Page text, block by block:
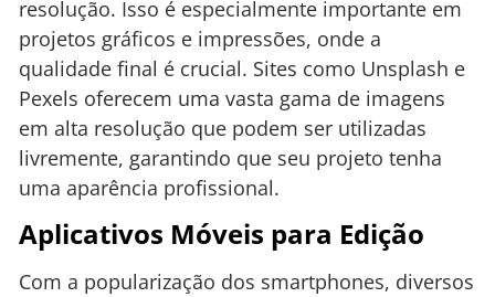
resolução. Isso é especialmente importante em
projetos gráficos e impressões, onde a
qualidade final é crucial. Sites como Unsplash e
Pexels oferecem uma vasta gama de imagens
em alta resolução que podem ser utilizadas
livremente, garantindo que seu projeto tenha
uma aparência profissional.
Aplicativos Móveis para Edição
Com a popularização dos smartphones, diversos